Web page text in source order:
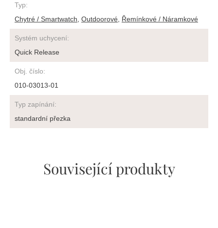
Související produkty
Typ:
Chytré / Smartwatch Outdoorové Řemínkové / Náramkové
Systém uchycení:
Quick Release
Obj. číslo:
010-03013-01
Typ zapínání:
standardní přezka